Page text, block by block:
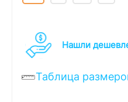
Нашли
Таблица